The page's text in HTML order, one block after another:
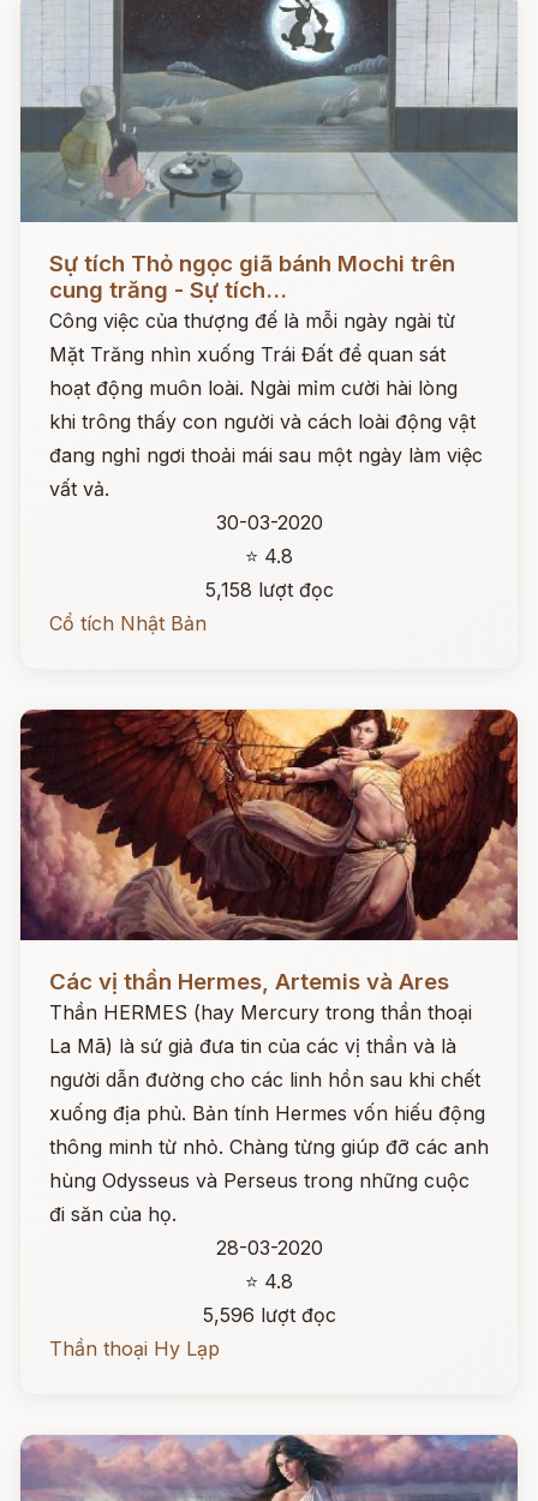
Sự tích Thỏ ngọc giã bánh Mochi trên
cung trăng - Sự tích...
Công việc của thượng đế là mỗi ngày ngài từ
Mặt Trăng nhìn xuống Trái Đất để quan sát
hoạt động muôn loài. Ngài mỉm cười hài lòng
khi trông thấy con người và cách loài động vật
đang nghỉ ngơi thoải mái sau một ngày làm việc
vất vả.
30-03-2020
⭐ 4.8
5,158 lượt đọc
Cổ tích Nhật Bản
Các vị thần Hermes, Artemis và Ares
Thần HERMES (hay Mercury trong thần thoại
La Mã) là sứ giả đưa tin của các vị thần và là
người dẫn đường cho các linh hồn sau khi chết
xuống địa phủ. Bản tính Hermes vốn hiếu động
thông minh từ nhỏ. Chàng từng giúp đỡ các anh
hùng Odysseus và Perseus trong những cuộc
đi săn của họ.
28-03-2020
⭐ 4.8
5,596 lượt đọc
Thần thoại Hy Lạp